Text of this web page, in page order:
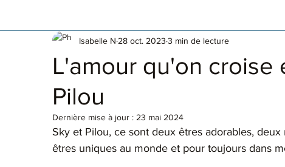
Célébrer des êtres sublimes Art médecine
L'amour qu'on croise
Pilou
Isabelle N 28 oct. 2023 3 min de lecture
Dernière mise à jour : 23 mai 2024
Sky et Pilou, ce sont deux êtres adorables,
êtres uniques au monde et pour toujours dans